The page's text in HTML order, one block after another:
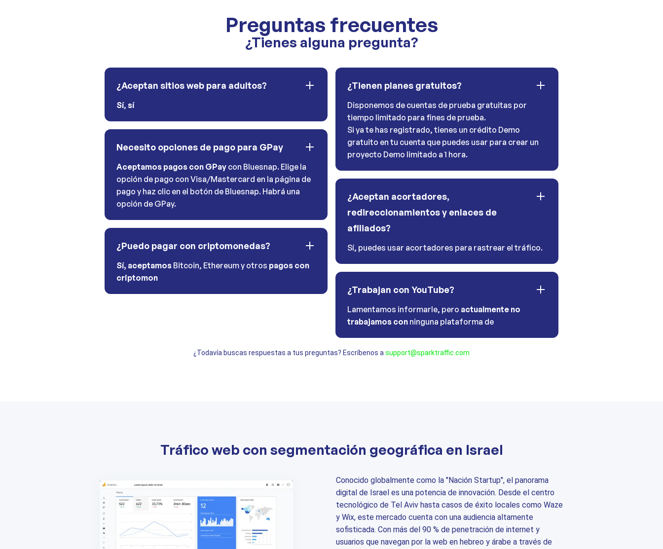
Preguntas frecuentes
¿Tienes alguna pregunta?
¿Aceptan sitios web para adultos?
Sí, sí
Necesito opciones de pago para GPay
Aceptamos pagos con GPay con Bluesnap. Elige la
opción de pago con Visa/Mastercard en la página de
pago y haz clic en el botón de Bluesnap. Habrá una
opción de GPay.
¿Puedo pagar con criptomonedas?
Sí, aceptamos Bitcoin, Ethereum y otros pagos con
criptomon
¿Tienen planes gratuitos?
Disponemos de cuentas de prueba gratuitas por
tiempo limitado para fines de prueba.
Si ya te has registrado, tienes un crédito Demo
gratuito en tu cuenta que puedes usar para crear un
proyecto Demo limitado a 1 hora.
¿Aceptan acortadores,
redireccionamientos y enlaces de
afiliados?
Sí, puedes usar acortadores para rastrear el tráfico.
¿Trabajan con YouTube?
Lamentamos informarle, pero actualmente no
trabajamos con ninguna plataforma de
¿Todavía buscas respuestas a tus preguntas? Escríbenos asupport@sparktraffic.com
Tráfico web con segmentación geográfica en Israel
Conocido globalmente como la "Nación Startup", el panorama
digital de Israel es una potencia de innovación. Desde el centro
tecnológico de Tel Aviv hasta casos de éxito locales como Waze
y Wix, este mercado cuenta con una audiencia altamente
sofisticada. Con más del 90 % de penetración de internet y
usuarios que navegan por la web en hebreo y árabe a través de